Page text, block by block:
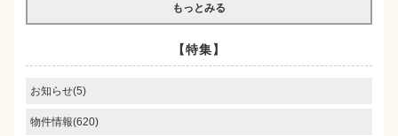
もっとみる
【特集】
お知らせ(5)
物件情報(620)